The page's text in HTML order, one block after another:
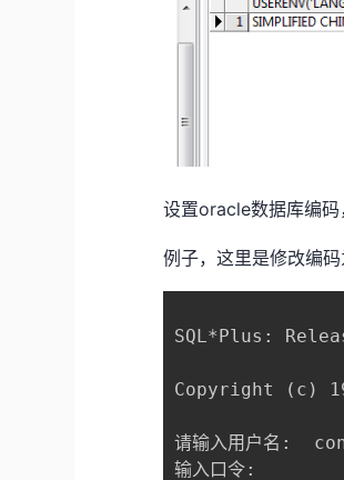
设置oracle数据库编码
例子，这里是修改编
SQL*Plus:
Copyright (c)
请输入用户名:
输入口令: